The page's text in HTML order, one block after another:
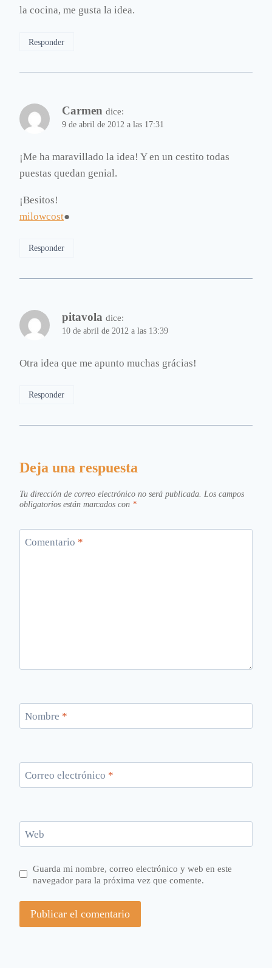
la cocina, me gusta la idea.
Responder
Carmen dice:
9 de abril de 2012 a las 17:31
¡Me ha maravillado la idea! Y en un cestito todas
puestas quedan genial.
¡Besitos!
milowcost●
Responder
pitavola dice:
10 de abril de 2012 a las 13:39
Otra idea que me apunto muchas grácias!
Responder
Deja una respuesta
Tu dirección de correo electrónico no será publicada. Los campos
obligatorios están marcados con *
Comentario *
Nombre *
Correo electrónico *
Web
Guarda mi nombre, correo electrónico y web en este
navegador para la próxima vez que comente.